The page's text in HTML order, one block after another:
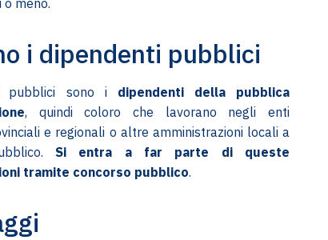
meno.
i dipendenti pubblici
pubblici sono i dipendenti della pubblica
, quindi coloro che lavorano negli enti
e regionali o altre amministrazioni locali a
Si entra a far parte di queste
tramite concorso pubblico.